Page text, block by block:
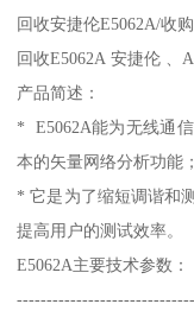
回收安捷伦E5062A/收
回收E5062A 安捷伦 、
产品简述：
* E5062A能为无线通
本的矢量网络分析功能；
* 它是为了缩短调谐和
提高用户的测试效率。
E5062A主要技术参数：